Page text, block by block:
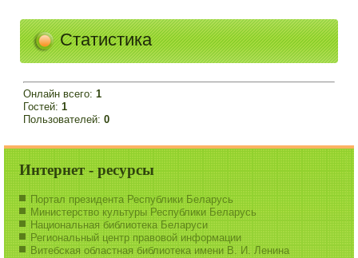
Статистика
Онлайн всего:1
Гостей:1
Пользователей:0
Интернет - ресурсы
Портал президента Республики Беларусь
Министерство культуры Республики Беларусь
Национальная библиотека Беларуси
Региональный центр правовой информации
Витебская областная библиотека имени В. И. Ленина